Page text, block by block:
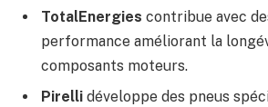
TotalEnergies contribue avec
performance améliorant la
composants moteurs.
Pirelli développe des pneus